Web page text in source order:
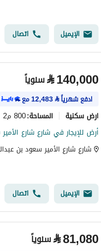
الإيميل اتصال
⃁140,000 سنوياً
ادفع شهرياً⃁
12,483مع
ارض سكنية المساحة:800 م2
الإيميل اتصال
⃁81,080 سنوياً